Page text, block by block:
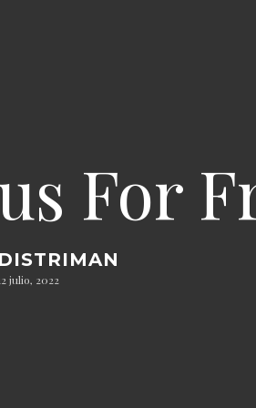
For
DISTRIMAN
julio, 2022